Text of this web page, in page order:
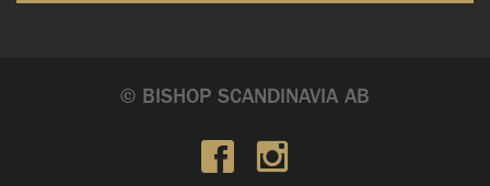
© BISHOP SCANDINAVIA AB